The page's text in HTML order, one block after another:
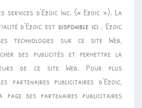
services d’Ezoic Inc. (« Ezoic »). La
d’Ezoic est disponible ici . Ezoic
technologies sur ce site Web,
des publicités et permettre la
de ce site Web. Pour plus
partenaires publicitaires d’Ezoic,
des partenaires publicitaires